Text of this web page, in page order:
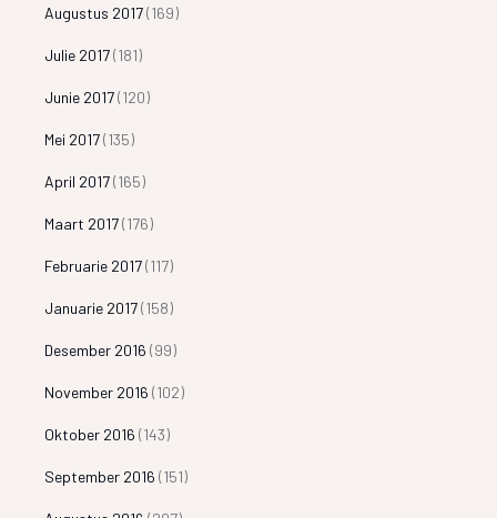
Augustus 2017(169)
Julie 2017(181)
Junie 2017(120)
Mei 2017(135)
April 2017(165)
Maart 2017(176)
Februarie 2017(117)
Januarie 2017(158)
Desember 2016 (99)
November 2016 (102)
Oktober 2016 (143)
September 2016 (151)